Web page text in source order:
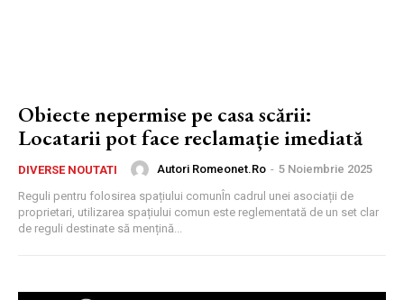
Obiecte nepermise pe casa scării:
Locatarii pot face reclamație imediată
DIVERSE NOUTATI Autori Romeonet.ro - 5 Noiembrie 2025
Reguli pentru folosirea spațiului comunÎn cadrul unei asociații de
proprietari, utilizarea spațiului comun este reglementată de un set clar
de reguli destinate să mențină...